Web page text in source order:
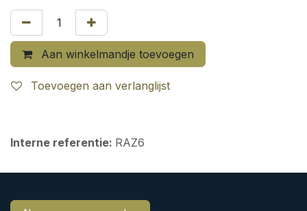
Aan winkelmandje toevoegen
Toevoegen aan verlanglijst
Interne referentie: RAZ6